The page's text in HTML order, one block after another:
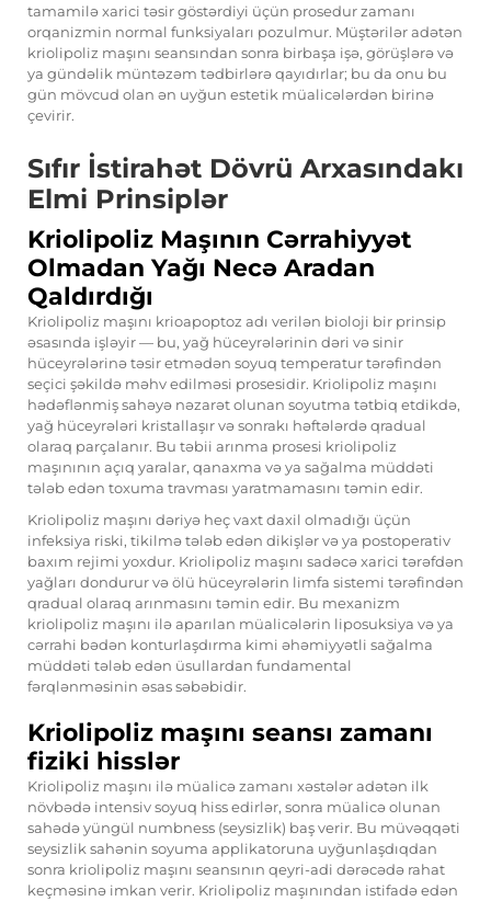
tamamilə xarici təsir göstərdiyi üçün prosedur zamanı
orqanizmin normal funksiyaları pozulmur. Müştərilər adətən
kriolipoliz maşını seansından sonra birbaşa işə, görüşlərə və
ya gündəlik müntəzəm tədbirlərə qayıdırlar; bu da onu bu
gün mövcud olan ən uyğun estetik müalicələrdən birinə
çevirir.
Sıfır İstirahət Dövrü Arxasındakı
Elmi Prinsiplər
Kriolipoliz Maşının Cərrahiyyət
Olmadan Yağı Necə Aradan
Qaldırdığı
Kriolipoliz maşını krioapoptoz adı verilən bioloji bir prinsip
əsasında işləyir — bu, yağ hüceyrələrinin dəri və sinir
hüceyrələrinə təsir etmədən soyuq temperatur tərəfindən
seçici şəkildə məhv edilməsi prosesidir. Kriolipoliz maşını
hədəflənmiş sahəyə nəzarət olunan soyutma tətbiq etdikdə,
yağ hüceyrələri kristallaşır və sonrakı həftələrdə qradual
olaraq parçalanır. Bu təbii arınma prosesi kriolipoliz
maşınının açıq yaralar, qanaxma və ya sağalma müddəti
tələb edən toxuma travması yaratmamasını təmin edir.
Kriolipoliz maşını dəriyə heç vaxt daxil olmadığı üçün
infeksiya riski, tikilmə tələb edən dikişlər və ya postoperativ
baxım rejimi yoxdur. Kriolipoliz maşını sadəcə xarici tərəfdən
yağları dondurur və ölü hüceyrələrin limfa sistemi tərəfindən
qradual olaraq arınmasını təmin edir. Bu mexanizm
kriolipoliz maşını ilə aparılan müalicələrin liposuksiya və ya
cərrahi bədən konturlaşdırma kimi əhəmiyyətli sağalma
müddəti tələb edən üsullardan fundamental
fərqlənməsinin əsas səbəbidir.
Kriolipoliz maşını seansı zamanı
fiziki hisslər
Kriolipoliz maşını ilə müalicə zamanı xəstələr adətən ilk
növbədə intensiv soyuq hiss edirlər, sonra müalicə olunan
sahədə yüngül numbness (seysizlik) baş verir. Bu müvəqqəti
seysizlik sahənin soyuma applikatoruna uyğunlaşdıqdan
sonra kriolipoliz maşını seansının qeyri-adi dərəcədə rahat
keçməsinə imkan verir. Kriolipoliz maşınından istifadə edən